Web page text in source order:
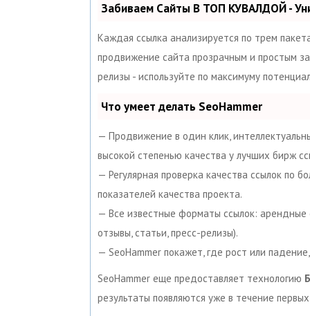
Забиваем Сайты В ТОП КУВАЛДОЙ -
Каждая ссылка анализируется по трем
продвижение сайта прозрачным и простым
релизы - используйте по максимуму
Что умеет делать SeoHammer
— Продвижение в один клик,
высокой степенью качества у лучших бирж
— Регулярная проверка качества ссылок по
показателей качества проекта.
— Все известные форматы ссылок: арендные
отзывы, статьи, пресс-релизы).
— SeoHammer покажет, где рост или
SeoHammer еще предоставляет технологию
результаты появляются уже в течение